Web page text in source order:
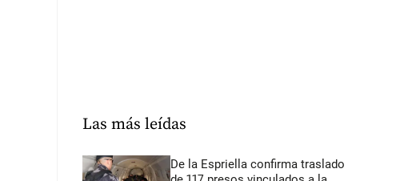
Las más leídas
De la Espriella confirma traslado